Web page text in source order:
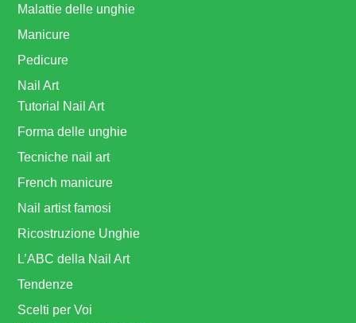
Malattie delle unghie
Manicure
Pedicure
Nail Art
Tutorial Nail Art
Forma delle unghie
Tecniche nail art
French manicure
Nail artist famosi
Ricostruzione Unghie
L’ABC della Nail Art
Tendenze
Scelti per Voi